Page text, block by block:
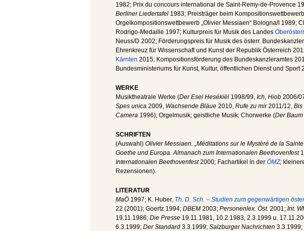
1982; Prix du concours international de Saint-Remy-de-Provence
Berliner Liedertafel 1983; Preisträger beim
Orgelkompositionswettbewerb „Olivier Messiaen“ Bologna/I 1989;
Rodrigo-Medaille 1997; Kulturpreis für Musik des Landes
Neuss/D 2002; Förderungspreis für Musik des österr.
Ehrenkreuz für Wissenschaft und Kunst der Republik Österreich
Kärnten 2015; Kompositionsförderung des Bundeskanzleramtes
Bundesministeriums für Kunst, Kultur, öffentlichen Dienst und Sport
WERKE
Musiktheatrale Werke (Der Esel Hesékiël 1998/99, Ich, Hiob 2006/
Spes unica 2009, Wachsende Bläue 2010, Rufe zu mir2011/12, Bis
Camera 1996); Orgelmusik; geistliche Musik; Chorwerke (Der
SCHRIFTEN
(Auswahl) Olivier Messiaen. „Méditations sur le Mystèré de la Sainte
Goethe und Europa. Almanach zum Internationalen Beethovenfest
Internationalen Beethovenfest2000; Fachartikel in der ÖMZ;
Rezensionen).
LITERATUR
MaÖ 1997; K. Huber, Th. D. Sch. – Studien zum gegenwärtigen
22 (2001); Goertz 1994; DBEM 2003; Personenlex. Öst. 2001; Int.
19.11.1986; Die Presse 19.11.1981, 10.2.1983, 2.3.1999 u.
6.3.1999; Der Standard 3.3.1999; Salzburger Nachrichten 3.3.1999;